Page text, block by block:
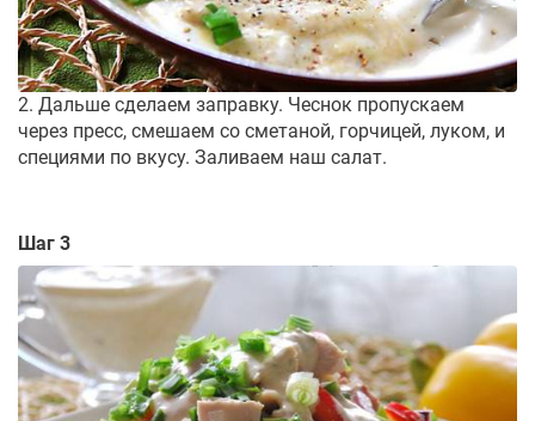
2. Дальше сделаем заправку. Чеснок пропускаем
через пресс, смешаем со сметаной, горчицей, луком, и
специями по вкусу. Заливаем наш салат.
Шаг 3